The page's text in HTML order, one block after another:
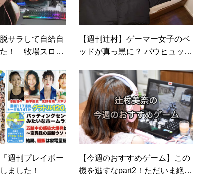
サラして自給自
た！ 牧場スロー
【週刊辻村】ゲーマー女子のベ
ッドが真っ黒に？ バウヒュッテ
屋の改造計画
週刊プレイボー
ました！
【今週のおすすめゲーム】この
機を逃すなpart2！ただいま絶賛